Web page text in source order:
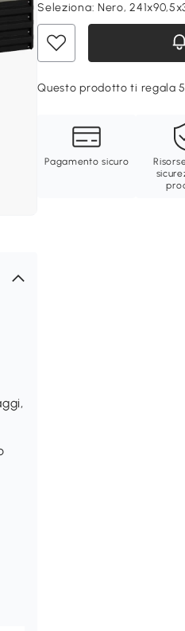
Seleziona: Nero,
Questo prodotto ti regala
Pagamento sicuro